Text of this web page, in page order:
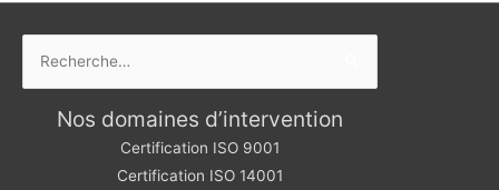
Nos domaines d’intervention
Certification ISO 9001
Certification ISO 14001